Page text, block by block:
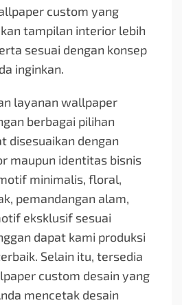
custom yang
tampilan interior lebih
sesuai dengan konsep
inginkan.
layanan wallpaper
berbagai pilihan
disesuaikan dengan
maupun identitas bisnis
minimalis, floral,
pemandangan alam,
eksklusif sesuai
dapat kami produksi
Selain itu, tersedia
custom desain yang
mencetak desain